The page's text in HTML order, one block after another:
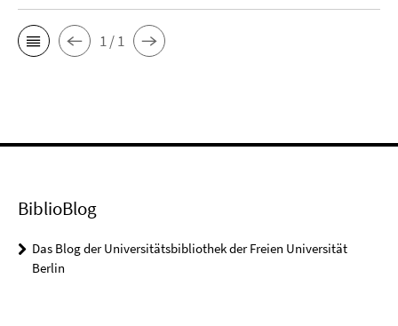
1 / 1
BiblioBlog
Das Blog der Universitätsbibliothek der Freien Universität
Berlin